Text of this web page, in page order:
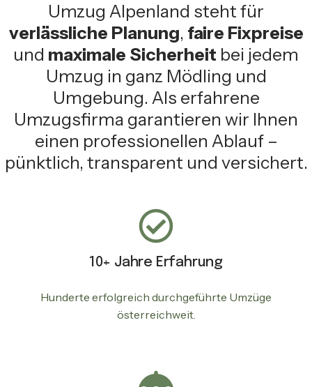
Umzug Alpenland steht für
verlässliche Planung, faire Fixpreise
und maximale Sicherheit bei jedem
Umzug in ganz Mödling und
Umgebung. Als erfahrene
Umzugsfirma garantieren wir Ihnen
einen professionellen Ablauf –
pünktlich, transparent und versichert.
10+ Jahre Erfahrung
Hunderte erfolgreich durchgeführte Umzüge
österreichweit.